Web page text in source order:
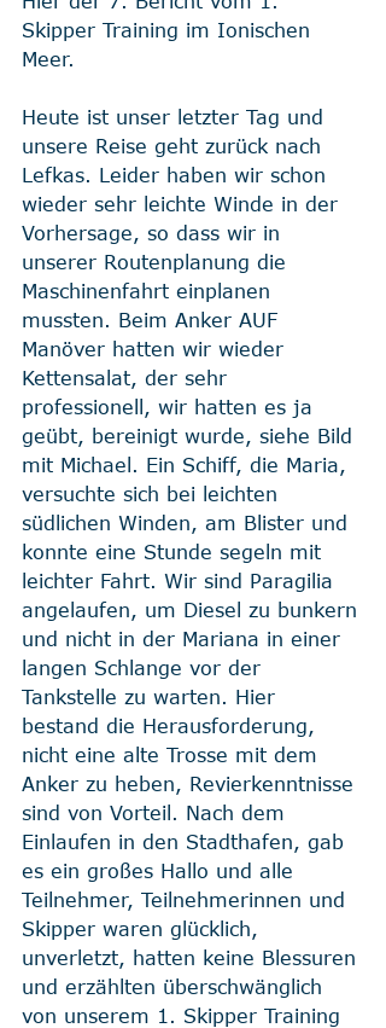
Skipper Training im Ionischen
Meer.
Heute ist unser letzter Tag und
unsere Reise geht zurück nach
Lefkas. Leider haben wir schon
wieder sehr leichte Winde in der
Vorhersage, so dass wir in
unserer Routenplanung die
Maschinenfahrt einplanen
mussten. Beim Anker AUF
Manöver hatten wir wieder
Kettensalat, der sehr
professionell, wir hatten es ja
geübt, bereinigt wurde, siehe Bild
mit Michael. Ein Schiff, die Maria,
versuchte sich bei leichten
südlichen Winden, am Blister und
konnte eine Stunde segeln mit
leichter Fahrt. Wir sind Paragilia
angelaufen, um Diesel zu bunkern
und nicht in der Mariana in einer
langen Schlange vor der
Tankstelle zu warten. Hier
bestand die Herausforderung,
nicht eine alte Trosse mit dem
Anker zu heben, Revierkenntnisse
sind von Vorteil. Nach dem
Einlaufen in den Stadthafen, gab
es ein großes Hallo und alle
Teilnehmer, Teilnehmerinnen und
Skipper waren glücklich,
unverletzt, hatten keine Blessuren
und erzählten überschwänglich
von unserem 1. Skipper Training